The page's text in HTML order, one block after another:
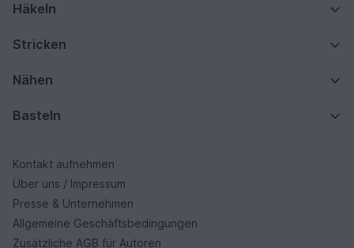
Häkeln
Stricken
Nähen
Basteln
Kontakt aufnehmen
Über uns / Impressum
Presse & Unternehmen
Allgemeine Geschäftsbedingungen
Zusätzliche AGB für Autoren